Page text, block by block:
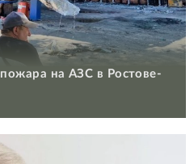
на АЗС в Ростове-